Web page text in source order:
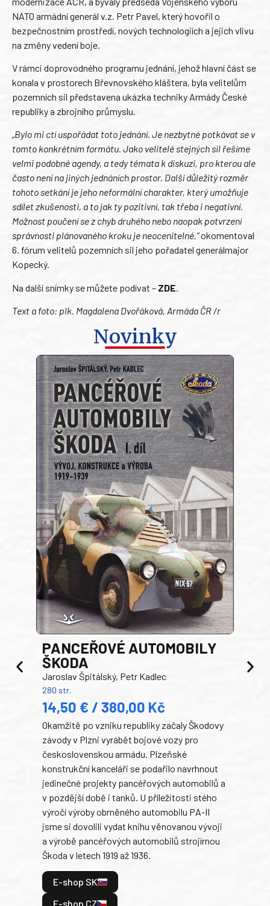
NATO armádní generál v.z. Petr Pavel, který hovořil o
bezpečnostním prostředí, nových technologiích a jejich vlivu
na změny vedení boje.
V rámci doprovodného programu jednání, jehož hlavní část se
konala v prostorech Břevnovského kláštera, byla velitelům
pozemních sil představena ukázka techniky Armády České
republiky a zbrojního průmyslu.
„Bylo mi ctí uspořádat toto jednání. Je nezbytné potkávat se v
tomto konkrétním formátu. Jako velitelé stejných sil řešíme
velmi podobné agendy, a tedy témata k diskuzi, pro kterou ale
často není na jiných jednáních prostor. Další důležitý rozměr
tohoto setkání je jeho neformální charakter, který umožňuje
sdílet zkušenosti, a to jak ty pozitivní, tak třeba i negativní.
Možnost poučení se z chyb druhého nebo naopak potvrzení
správnosti plánovaného kroku je neocenitelné,“okomentoval
6. fórum velitelů pozemních sil jeho pořadatel generálmajor
Kopecký.
Na další snímky se můžete podívat – ZDE
Text a foto: plk. Magdalena Dvořáková, Armáda ČR /r
Novinky
PANCEŘOVÉ AUTOMOBILY
ŠKODA
Jaroslav Špitálský, Petr Kadlec
280 str.
14,50 € / 380,00 Kč
Okamžitě po vzniku republiky začaly Škodovy
závody v Plzni vyrábět bojové vozy pro
československou armádu. Plzeňské
konstrukční kanceláři se podařilo navrhnout
jedinečné projekty pancéřových automobilů a
v pozdější době i tanků. U příležitosti stého
výročí výroby obrněného automobilu PA-II
jsme si dovolili vydat knihu věnovanou vývoji
a výrobě pancéřových automobilů strojírnou
Škoda v letech 1919 až 1936.
E-shop SK
E-shop CZ